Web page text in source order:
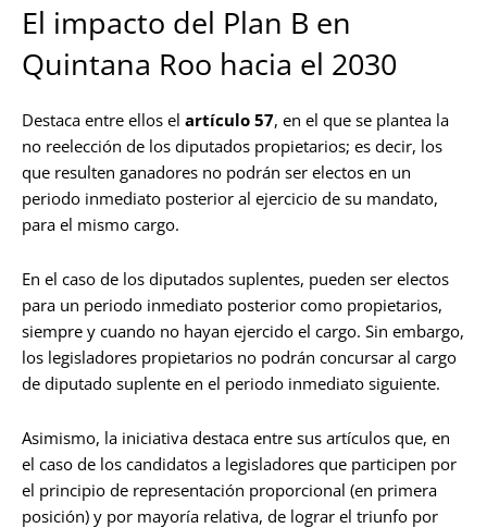
El impacto del Plan B en
Quintana Roo hacia el 2030
Destaca entre ellos el artículo 57, en el que se plantea la
no reelección de los diputados propietarios; es decir, los
que resulten ganadores no podrán ser electos en un
periodo inmediato posterior al ejercicio de su mandato,
para el mismo cargo.
En el caso de los diputados suplentes, pueden ser electos
para un periodo inmediato posterior como propietarios,
siempre y cuando no hayan ejercido el cargo. Sin embargo,
los legisladores propietarios no podrán concursar al cargo
de diputado suplente en el periodo inmediato siguiente.
Asimismo, la iniciativa destaca entre sus artículos que, en
el caso de los candidatos a legisladores que participen por
el principio de representación proporcional (en primera
posición) y por mayoría relativa, de lograr el triunfo por